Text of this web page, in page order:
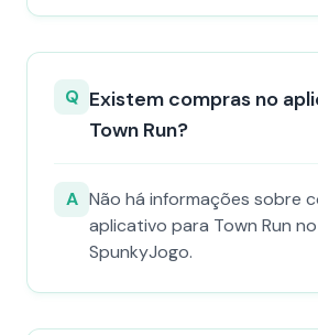
Q Existem compras no
Town Run?
A Não há informações sobre
aplicativo para Town Run
SpunkyJogo.